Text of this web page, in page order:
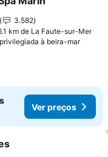
aos favoritos
3.582
km de La Faute-sur-Mer
à beira-mar
Ver preços
aos favoritos